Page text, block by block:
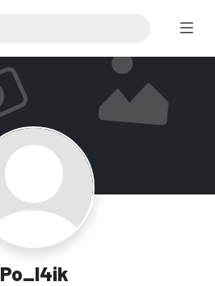
Po_l4ik